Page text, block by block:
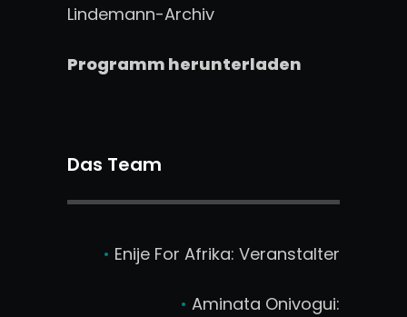
Lindemann-Archiv
Programm herunterladen
Das Team
• Enije For Afrika: Veranstalter
• Aminata Onivogui: